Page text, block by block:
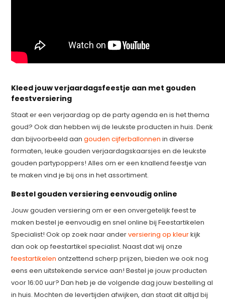
Kleed jouw verjaardagsfeestje aan met gouden
feestversiering
Staat er een verjaardag op de party agenda en is het thema
goud? Ook dan hebben wij de leukste producten in huis. Denk
dan bijvoorbeeld aangouden cijferballonnen in diverse
formaten, leuke gouden verjaardagskaarsjes en de leukste
gouden partypoppers! Alles om er een knallend feestje van
te maken vind je bij ons in het assortiment.
Bestel gouden versiering eenvoudig online
Jouw gouden versiering om er een onvergetelijk feest te
maken bestel je eenvoudig en snel online bij Feestartikelen
Specialist! Ook op zoek naar anderversiering op kleurkijk
dan ook op feestartikel specialist. Naast dat wij onze
feestartikelen ontzettend scherp prijzen, bieden we ook nog
eens een uitstekende service aan! Bestel je jouw producten
voor 16:00 uur? Dan heb je de volgende dag jouw bestelling al
in huis. Mochten de levertijden afwijken, dan staat dit altijd bij